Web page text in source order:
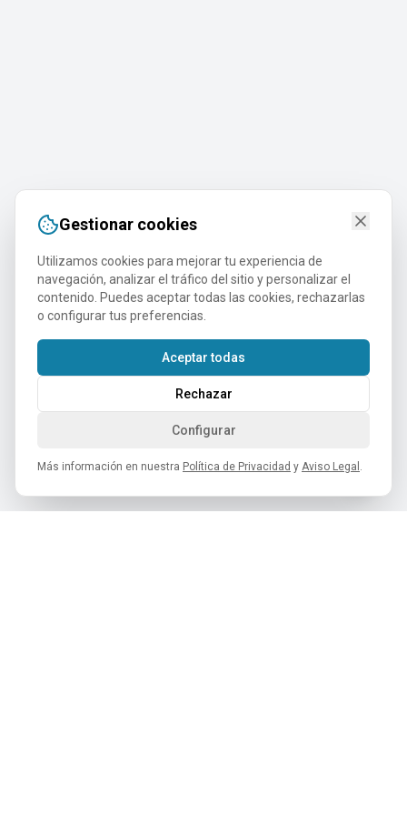
Gestionar cookies
Utilizamos cookies para mejorar tu experiencia de
navegación, analizar el tráfico del sitio y personalizar el
contenido. Puedes aceptar todas las cookies, rechazarlas
o configurar tus preferencias.
Aceptar todas
Rechazar
Configurar
Más información en nuestra Política de Privacidad y Aviso Legal .